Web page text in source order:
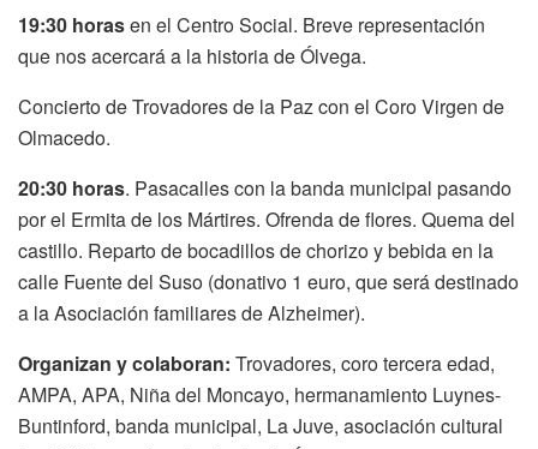
19:30 horasen el Centro Social. Breve representación
que nos acercará a la historia de Ólvega.
Concierto de Trovadores de la Paz con el Coro Virgen de
Olmacedo.
20:30 horas. Pasacalles con la banda municipal pasando
por el Ermita de los Mártires. Ofrenda de flores. Quema del
castillo. Reparto de bocadillos de chorizo y bebida en la
calle Fuente del Suso (donativo 1 euro, que será destinado
a la Asociación familiares de Alzheimer).
Organizan y colaboran: Trovadores, coro tercera edad,
AMPA, APA, Niña del Moncayo, hermanamiento Luynes-
Buntinford, banda municipal, La Juve, asociación cultural